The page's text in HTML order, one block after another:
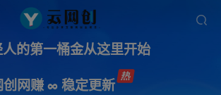
的第一桶金从这里开始
创网赚 ∞ 稳定更新